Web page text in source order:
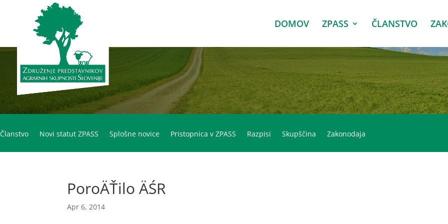
DOMOV ZPASS ČLANSTVO
Članstvo Novi statut ZPASS Splošne novice Pristopnica v ZPASS Razpisi Skupščina Zakonodaja
PoroÄŤilo ÄŚR
Apr 6, 2014